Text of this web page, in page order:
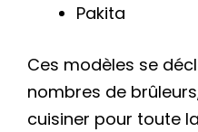
Pakita
Ces modèles se
nombres de
cuisiner pour toute